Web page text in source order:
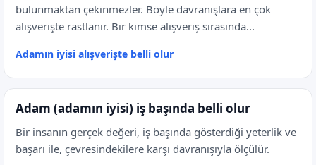
bulunmaktan çekinmezler. Böyle davranışlara en çok
alışverişte rastlanır. Bir kimse alışveriş sırasında...
Adamın iyisi alışverişte belli olur
Adam (adamın iyisi) iş başında belli olur
Bir insanın gerçek değeri, iş başında gösterdiği yeterlik ve
başarı ile, çevresindekilere karşı davranışıyla ölçülür.